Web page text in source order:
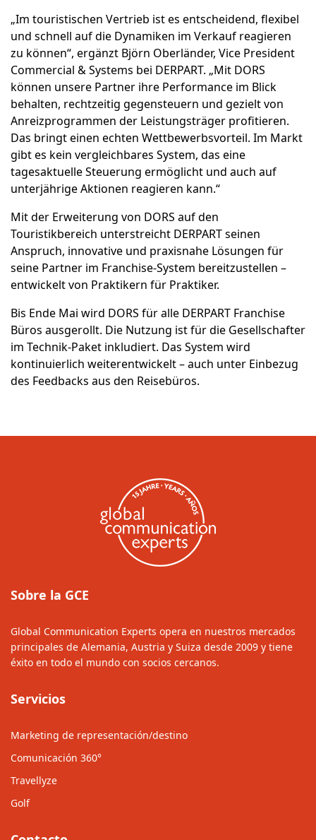
„Im touristischen Vertrieb ist es entscheidend, flexibel
und schnell auf die Dynamiken im Verkauf reagieren
zu können“, ergänzt Björn Oberländer, Vice President
Commercial & Systems bei DERPART. „Mit DORS
können unsere Partner ihre Performance im Blick
behalten, rechtzeitig gegensteuern und gezielt von
Anreizprogrammen der Leistungsträger profitieren.
Das bringt einen echten Wettbewerbsvorteil. Im Markt
gibt es kein vergleichbares System, das eine
tagesaktuelle Steuerung ermöglicht und auch auf
unterjährige Aktionen reagieren kann.“
Mit der Erweiterung von DORS auf den
Touristikbereich unterstreicht DERPART seinen
Anspruch, innovative und praxisnahe Lösungen für
seine Partner im Franchise-System bereitzustellen –
entwickelt von Praktikern für Praktiker.
Bis Ende Mai wird DORS für alle DERPART Franchise
Büros ausgerollt. Die Nutzung ist für die Gesellschafter
im Technik-Paket inkludiert. Das System wird
kontinuierlich weiterentwickelt – auch unter Einbezug
des Feedbacks aus den Reisebüros.
Sobre la GCE
Global Communication Experts opera en nuestros mercados
principales de Alemania, Austria y Suiza desde 2009 y tiene
éxito en todo el mundo con socios cercanos.
Servicios
Marketing de representación/destino
Comunicación 360°
Travellyze
Golf